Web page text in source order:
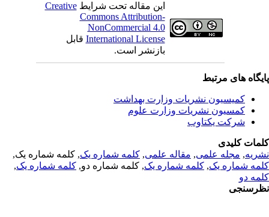
این مقاله تحت شرایطCreative
Commons Attribution-
NonCommercial 4.0
International Licenseقابل
بازنشر است.
های مرتبط
کمیسیون نشریات وزارت بهداشت
کمسیون نشریات وزارت علوم
شرکت یکتاوب
کلیدی
,مجله علمی, مقاله علمی, کلمه شماره یک, کلمه شماره یک,
شماره یک,کلمه شماره یک, کلمه شماره دو,کلمه شماره یک,
دو